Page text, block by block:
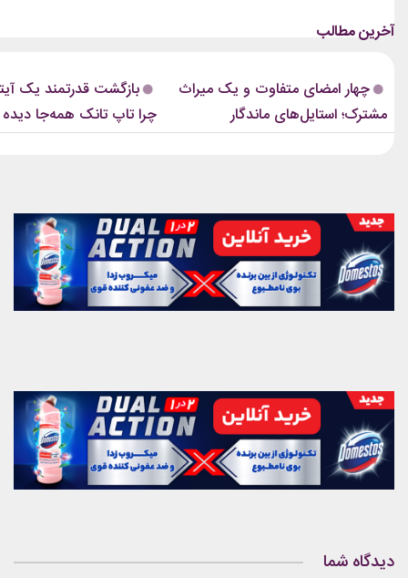
چهره‌هایی تأثیرگذار در دنیای مد نیز تبدیل
موزیک‌ویدئوها و مراسم‌های مهم جهانی،...
استایل نوید محمدزاده...
چهار امضای متفاوت و یک میراث
مشترک؛ استایل‌های ماندگار
بلک‌پینک که تاریخ مد کی‌پاپ را
بازگشت قدرتمند یک
چرا تاپ تانک همه‌جا
دیدگاه شما